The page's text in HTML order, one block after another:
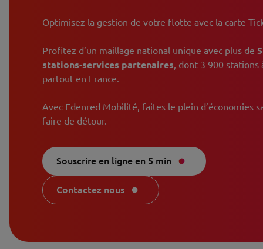
Optimisez la gestion de votre flotte avec la carte
Profitez d’un maillage national unique avec plus de
stations-services partenaires, dont 3 900 stations
partout en France.
Avec Edenred Mobilité, faites le plein d’économies
faire de détour.
Souscrire en ligne en 5 min
Contactez nous